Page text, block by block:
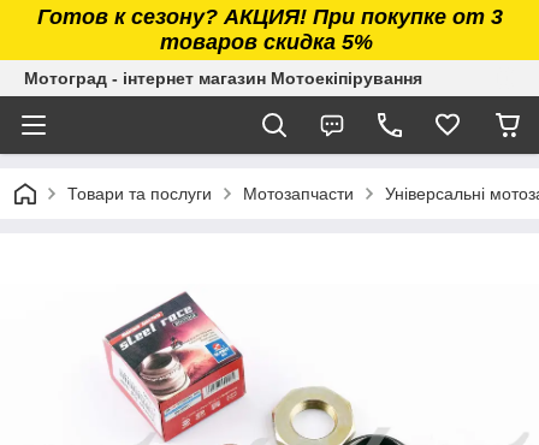
Готов к сезону? АКЦИЯ! При покупке от 3
товаров скидка 5%
Мотоград - інтернет магазин Мотоекіпірування
Товари та послуги Мотозапчасти Універсальні